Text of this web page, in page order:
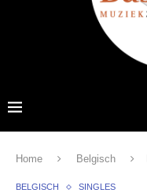
Home Belgisch
BELGISCH SINGLES